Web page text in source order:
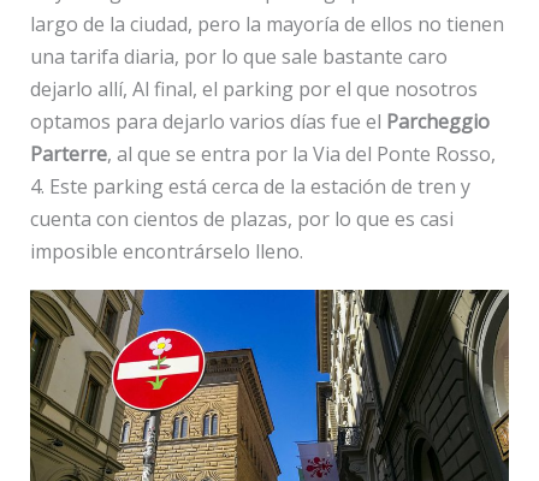
largo de la ciudad, pero la mayoría de ellos no tienen
una tarifa diaria, por lo que sale bastante caro
dejarlo allí, Al final, el parking por el que nosotros
optamos para dejarlo varios días fue el Parcheggio
Parterre, al que se entra por la Via del Ponte Rosso,
4. Este parking está cerca de la estación de tren y
cuenta con cientos de plazas, por lo que es casi
imposible encontrárselo lleno.